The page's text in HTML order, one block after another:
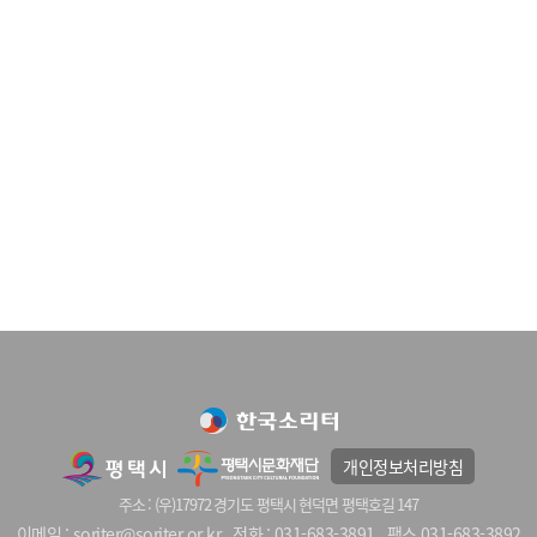
개인정보처리방침
주소 : (우)17972 경기도 평택시 현덕면 평택호길 147